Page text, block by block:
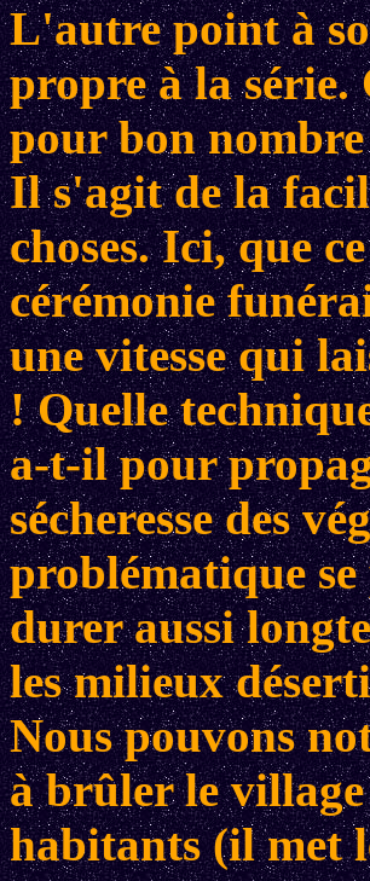
L'autre point à
propre à la
pour bon
Il s'agit de la
choses. Ici, que
cérémonie
une vitesse qui
! Quelle
a-t-il pour
sécheresse des
problématique se
durer aussi
les milieux
Nous pouvons
à brûler le
habitants (il met